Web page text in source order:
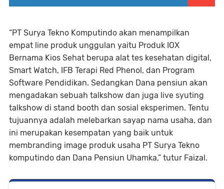
“PT Surya Tekno Komputindo akan menampilkan
empat line produk unggulan yaitu Produk IOX
Bernama Kios Sehat berupa alat tes kesehatan digital,
Smart Watch, IFB Terapi Red Phenol, dan Program
Software Pendidikan. Sedangkan Dana pensiun akan
mengadakan sebuah talkshow dan juga live syuting
talkshow di stand booth dan sosial eksperimen. Tentu
tujuannya adalah melebarkan sayap nama usaha, dan
ini merupakan kesempatan yang baik untuk
membranding image produk usaha PT Surya Tekno
komputindo dan Dana Pensiun Uhamka,” tutur Faizal.